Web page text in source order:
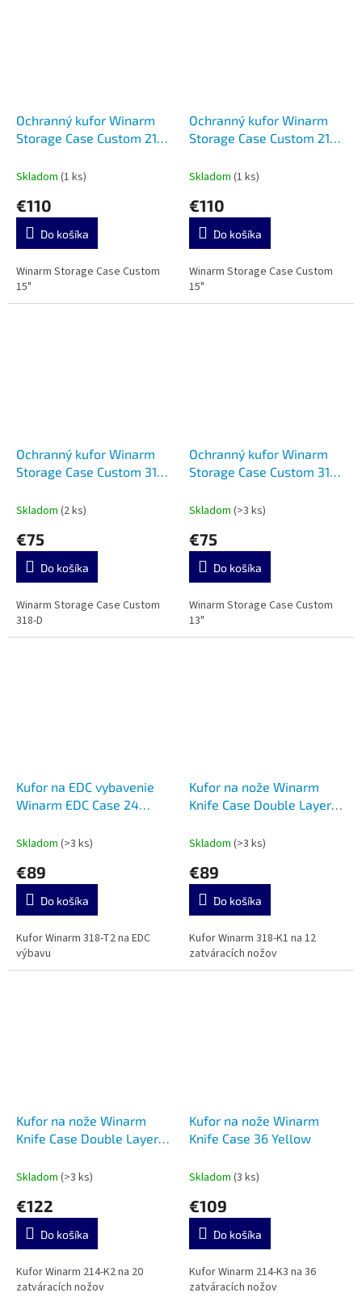
Ochranný kufor Winarm
Storage Case Custom 214-
Skladom (1 ks)
€110
Do košíka
Winarm Storage Case Custom
15"
Ochranný kufor Winarm
Storage Case Custom 214-
Skladom (1 ks)
€110
Do košíka
Winarm Storage Case Custom
15"
Ochranný kufor Winarm
Storage Case Custom 318-
Skladom (2 ks)
€75
Do košíka
Winarm Storage Case Custom
318-D
Ochranný kufor Winarm
Storage Case Custom 318-
Skladom (>3 ks)
€75
Do košíka
Winarm Storage Case Custom
13"
Kufor na EDC vybavenie
Winarm EDC Case 24
Skladom (>3 ks)
€89
Do košíka
Kufor Winarm 318-T2 na EDC
výbavu
Kufor na nože Winarm
Knife Case Double Layer
Skladom (>3 ks)
€89
Do košíka
Kufor Winarm 318-K1 na 12
zatváracích nožov
Kufor na nože Winarm
Knife Case Double Layer
Skladom (>3 ks)
€122
Do košíka
Kufor Winarm 214-K2 na 20
zatváracích nožov
Kufor na nože Winarm
Knife Case 36 Yellow
Skladom (3 ks)
€109
Do košíka
Kufor Winarm 214-K3 na 36
zatváracích nožov